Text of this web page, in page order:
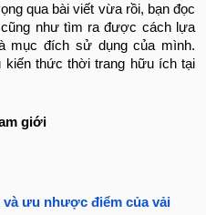
qua bài viết vừa rồi, bạn đọc
như tìm ra được cách lựa
mục đích sử dụng của mình.
kiến thức thời trang hữu ích tại
giới
ưu nhược điểm của vải